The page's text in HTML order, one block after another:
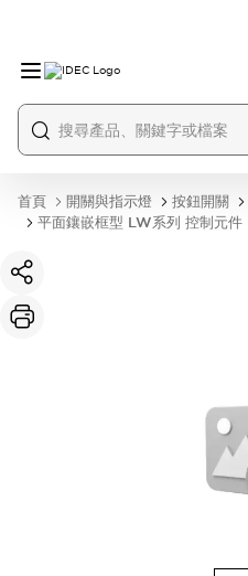
首頁 開關與指示燈 按鈕開關
平面鑲嵌框型 LW系列 控制元件